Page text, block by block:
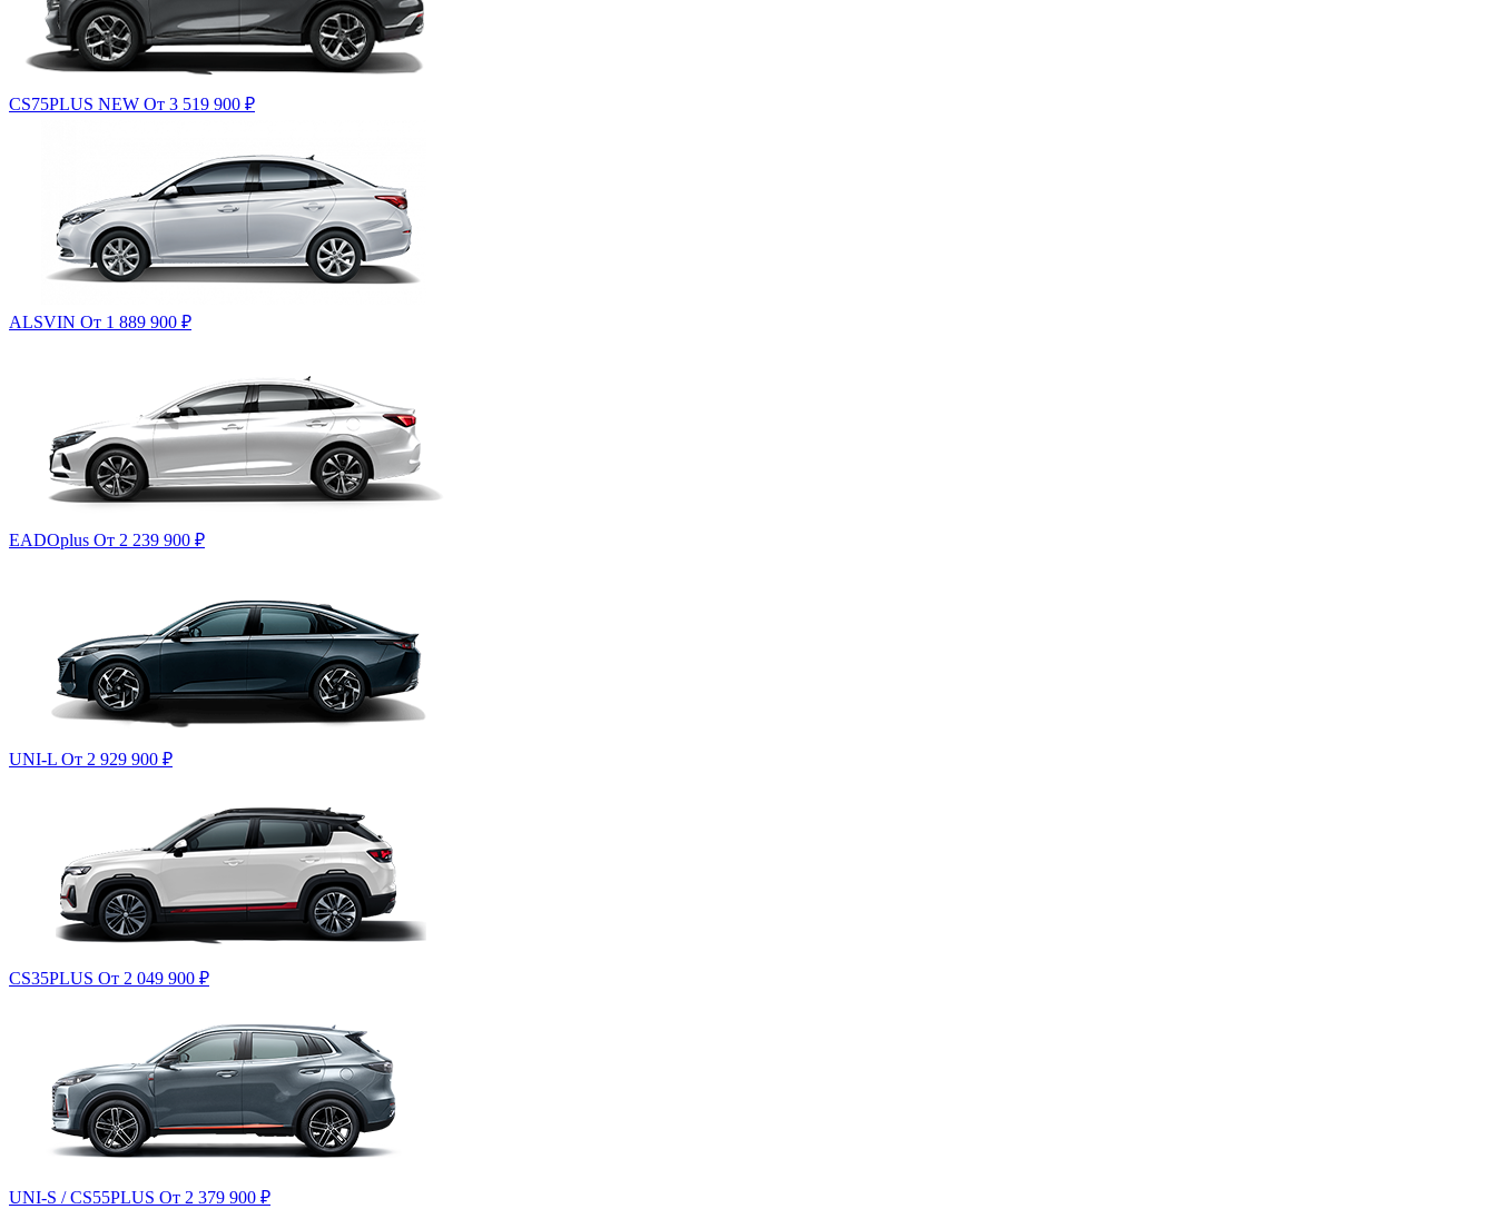
CS75PLUS NEW От 3 519 900 ₽
ALSVIN От 1 889 900 ₽
EADOplus От 2 239 900 ₽
UNI-L От 2 929 900 ₽
CS35PLUS От 2 049 900 ₽
UNI-S / CS55PLUS От 2 379 900 ₽